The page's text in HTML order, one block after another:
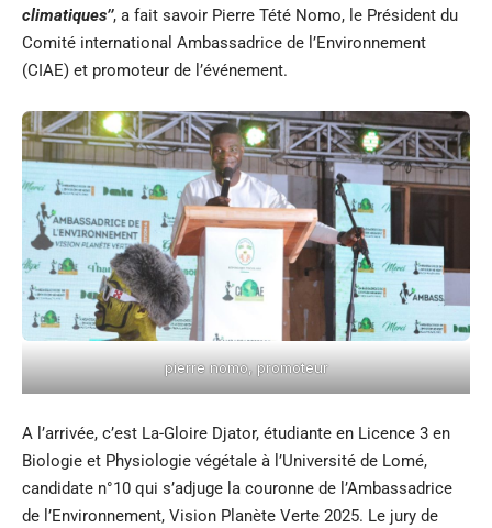
climatiques’’, a fait savoir Pierre Tété Nomo, le Président du
Comité international Ambassadrice de l’Environnement
(CIAE) et promoteur de l’événement.
pierre nomo, promoteur
A l’arrivée, c’est La-Gloire Djator, étudiante en Licence 3 en
Biologie et Physiologie végétale à l’Université de Lomé,
candidate n°10 qui s’adjuge la couronne de l’Ambassadrice
de l’Environnement, Vision Planète Verte 2025. Le jury de